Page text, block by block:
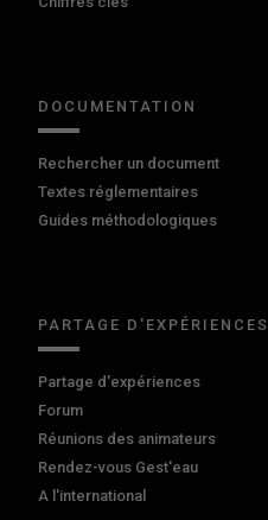
DOCUMENTATION
Rechercher un document
Textes réglementaires
Guides méthodologiques
PARTAGE D'EXPÉRIENCES
Partage d'expériences
Forum
Réunions des animateurs
Rendez-vous Gest'eau
A l'international